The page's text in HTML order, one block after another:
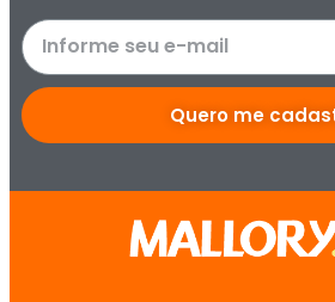
Quero me